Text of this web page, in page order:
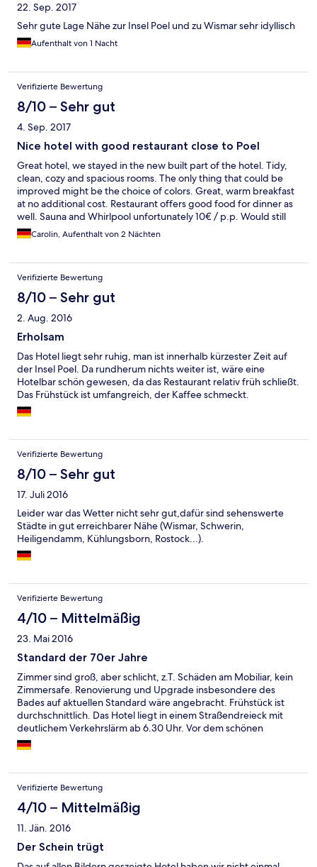
Das Personal war freundlich, wie man es erwarten kann. Das
Hotel ist ein idealer Ausgangspunkt für Wanderungen oder
Radtouren auf die Insel Poel oder nach Wismar.
22. Sep. 2017
Sehr gute Lage Nähe zur Insel Poel und zu Wismar sehr idyllisch
Aufenthalt von 1 Nacht
Verifizierte Bewertung
8/10 – Sehr gut
4. Sep. 2017
Nice hotel with good restaurant close to Poel
Great hotel, we stayed in the new built part of the hotel. Tidy,
clean, cozy and spacious rooms. The only thing that could be
improved might be the choice of colors. Great, warm breakfast
at no additional cost. Restaurant offers good food for dinner as
well. Sauna and Whirlpool unfortunately 10€ / p.p. Would still
recommend! Anyway you need to know that the beach cannot
be reached by foot, you need to take a car and park it about
the beach per person per day
Carolin, Aufenthalt von 2 Nächten
Verifizierte Bewertung
8/10 – Sehr gut
2. Aug. 2016
Erholsam
Das Hotel liegt sehr ruhig, man ist innerhalb kürzester Zeit auf
der Insel Poel. Da rundherum nichts weiter ist, wäre eine
Hotelbar schön gewesen, da das Restaurant relativ früh schließt.
Das Frühstück ist umfangreich, der Kaffee schmeckt.
Verifizierte Bewertung
8/10 – Sehr gut
17. Juli 2016
Leider war das Wetter nicht sehr gut,dafür sind sehenswerte
Städte in gut erreichbarer Nähe (Wismar, Schwerin,
Heiligendamm, Kühlungsborn, Rostock...).
Verifizierte Bewertung
4/10 – Mittelmäßig
23. Mai 2016
Standard der 70er Jahre
Zimmer sind groß, aber schlicht, z.T. Schäden am Mobiliar, kein
Zimmersafe. Renovierung und Upgrade insbesondere des
Bades auf aktuellen Standard wäre angebracht. Frühstück ist
durchschnittlich. Das Hotel liegt in einem Straßendreieck mit
deutlichem Verkehrslärm ab 6.30 Uhr. Vor dem schönen
historischen Gebäude mit Reetdach wurde in den letzten
Jahren ein häßlicher Gebäudekasten errichtet, eine
Verifizierte Bewertung
4/10 – Mittelmäßig
11. Jän. 2016
Der Schein trügt